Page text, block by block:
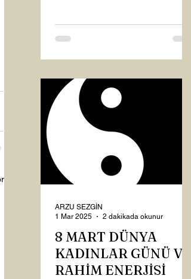
8 MART DÜNYA
KADINLAR GÜNÜ VE
RAHİM ENERJİSİ
ARZU SEZGİN
1 Mar 2025
2 dakikada okunur